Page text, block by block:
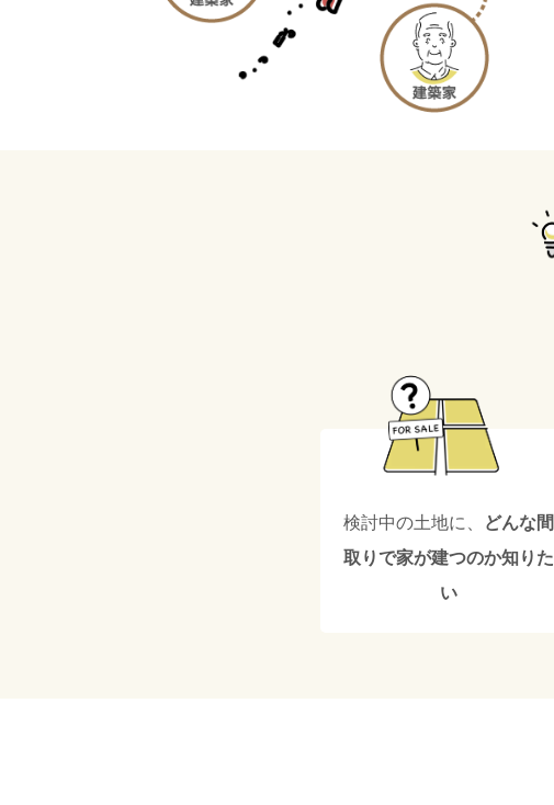
検討中の土地に、
どんな間
取りで家が建つのか知りた
い